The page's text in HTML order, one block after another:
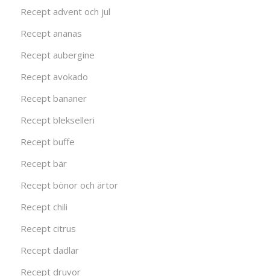
Recept advent och jul
Recept ananas
Recept aubergine
Recept avokado
Recept bananer
Recept blekselleri
Recept buffe
Recept bär
Recept bönor och ärtor
Recept chili
Recept citrus
Recept dadlar
Recept druvor